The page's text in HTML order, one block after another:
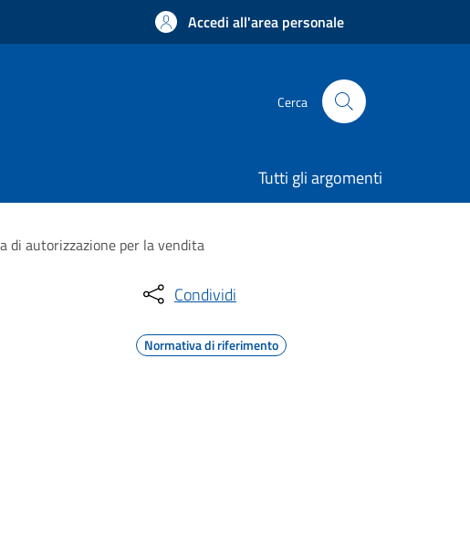
Accedi all'area personale
Cerca
Tutti gli argomenti
di autorizzazione per la vendita
Condividi
Normativa di riferimento